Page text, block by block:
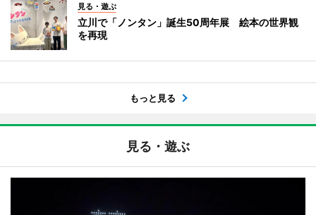
見る・遊ぶ
立川で「ノンタン」誕生50周年展 絵本の世界観
を再現
もっと見る
見る・遊ぶ